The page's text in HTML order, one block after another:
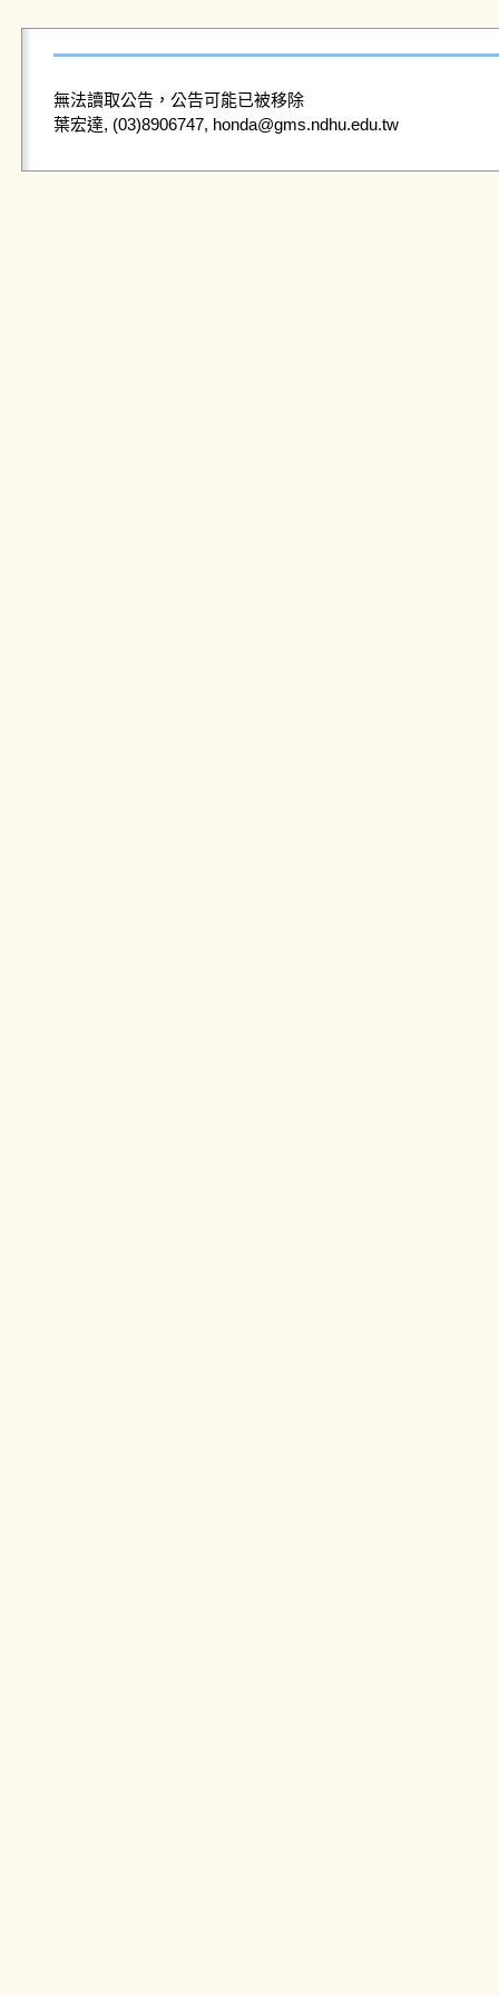
無法讀取公告，公告可能已被移除
葉宏達, (03)8906747, honda@gms.ndhu.edu.tw